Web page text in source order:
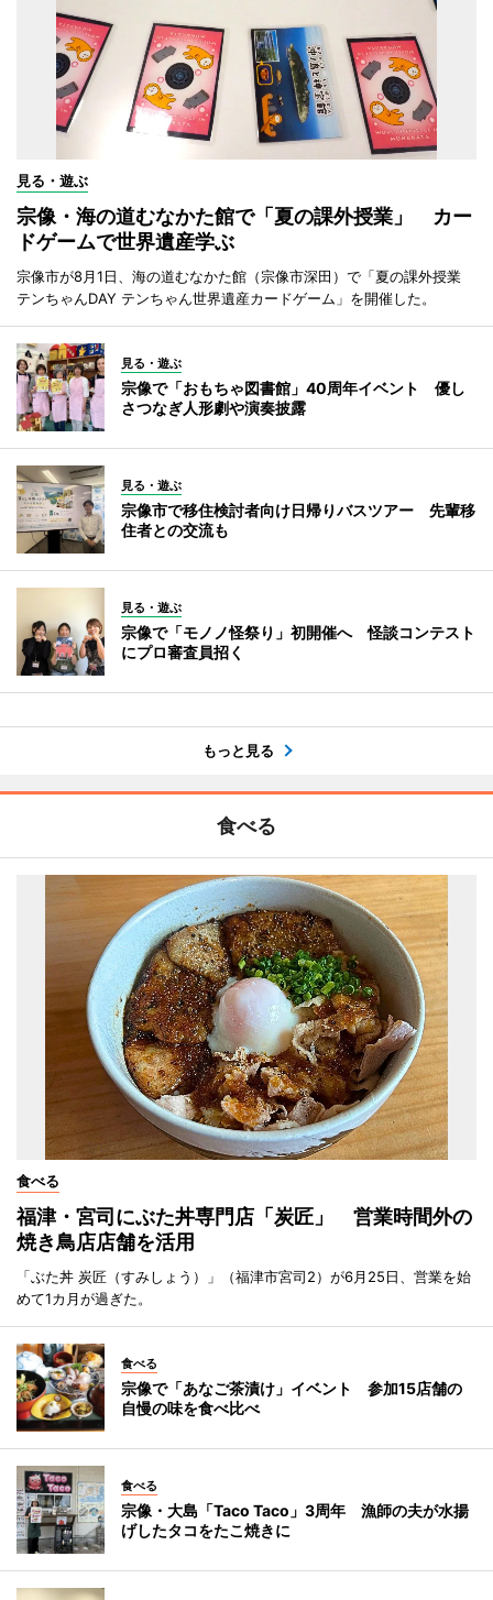
見る・遊ぶ
宗像・海の道むなかた館で「夏の課外授業」 カー
ドゲームで世界遺産学ぶ
宗像市が8月1日、海の道むなかた館（宗像市深田）で「夏の課外授業
テンちゃんDAY テンちゃん世界遺産カードゲーム」を開催した。
見る・遊ぶ
宗像で「おもちゃ図書館」40周年イベント 優し
さつなぎ人形劇や演奏披露
見る・遊ぶ
宗像市で移住検討者向け日帰りバスツアー 先輩移
住者との交流も
見る・遊ぶ
宗像で「モノノ怪祭り」初開催へ 怪談コンテスト
にプロ審査員招く
もっと見る
食べる
食べる
福津・宮司にぶた丼専門店「炭匠」 営業時間外の
焼き鳥店店舗を活用
「ぶた丼 炭匠（すみしょう）」（福津市宮司2）が6月25日、営業を始
めて1カ月が過ぎた。
食べる
宗像で「あなご茶漬け」イベント 参加15店舗の
自慢の味を食べ比べ
食べる
宗像・大島「Taco Taco」3周年 漁師の夫が水揚
げしたタコをたこ焼きに